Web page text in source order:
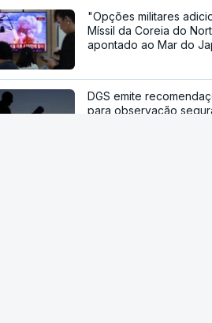
"Opções militares
Míssil da Coreia do
apontado ao Mar do
DGS emite
para observação